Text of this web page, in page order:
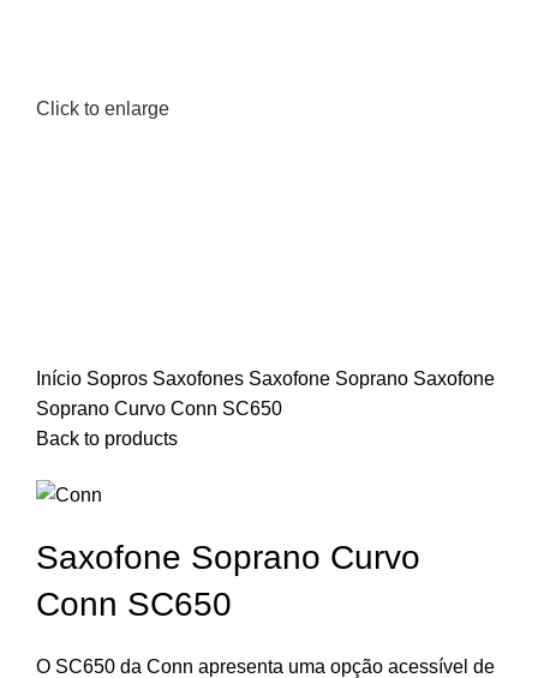
Click to enlarge
Início Sopros Saxofones Saxofone Soprano Saxofone
Soprano Curvo Conn SC650
Back to products
Saxofone Soprano Curvo
Conn SC650
O SC650 da Conn apresenta uma opção acessível de